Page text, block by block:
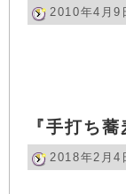
2010年4月9
『手打ち
2018年2月4